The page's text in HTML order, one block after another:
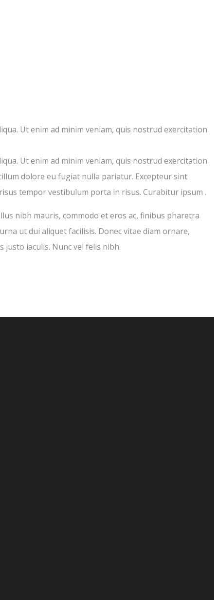
Ut enim ad minim veniam, quis nostrud exercitation
Ut enim ad minim veniam, quis nostrud exercitation
dolore eu fugiat nulla pariatur. Excepteur sint
tempor vestibulum porta in risus. Curabitur ipsum .
nibh mauris, commodo et eros ac, finibus pharetra
ut dui aliquet facilisis. Donec vitae diam ornare,
justo iaculis. Nunc vel felis nibh.